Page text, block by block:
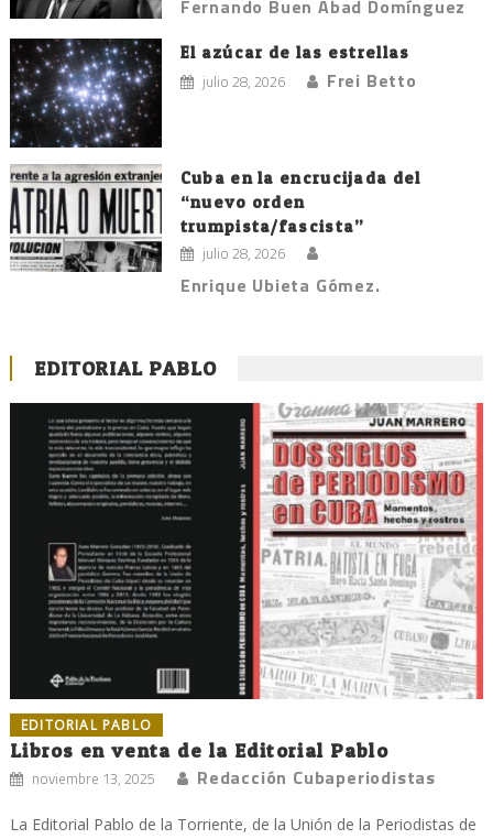
Fernando Buen Abad Domínguez
El azúcar de las estrellas
julio 28, 2026 Frei Betto
Cuba en la encrucijada del
“nuevo orden
trumpista/fascista”
julio 28, 2026
Enrique Ubieta Gómez.
EDITORIAL PABLO
EDITORIAL PABLO
Libros en venta de la Editorial Pablo
noviembre 13, 2025 Redacción Cubaperiodistas
La Editorial Pablo de la Torriente, de la Unión de la Periodistas de